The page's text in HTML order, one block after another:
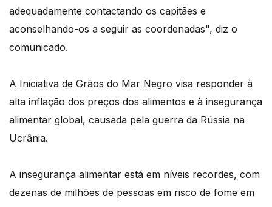
adequadamente contactando os capitães e
aconselhando-os a seguir as coordenadas", diz o
comunicado.
A Iniciativa de Grãos do Mar Negro visa responder à
alta inflação dos preços dos alimentos e à insegurança
alimentar global, causada pela guerra da Rússia na
Ucrânia.
A insegurança alimentar está em níveis recordes, com
dezenas de milhões de pessoas em risco de fome em